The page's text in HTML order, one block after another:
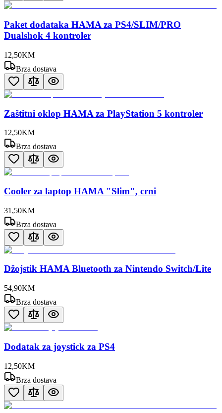
Paket dodataka HAMA za PS4/SLIM/PRO
Dualshok 4 kontroler
12,50KM
Brza dostava
Zaštitni oklop HAMA za PlayStation 5 kontroler
12,50KM
Brza dostava
Cooler za laptop HAMA "Slim", crni
31 ,50KM
Brza dostava
Džojstik HAMA Bluetooth za Nintendo Switch/Lite
54,90KM
Brza dostava
Dodatak za joystick za PS4
12,50KM
Brza dostava